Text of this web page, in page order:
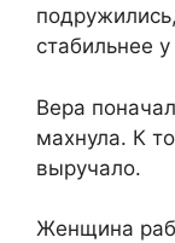
стабильнее
Вера
махнула. К
выручало.
Женщина